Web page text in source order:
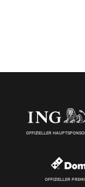
OFFIZIELLER
OFFIZIELLER